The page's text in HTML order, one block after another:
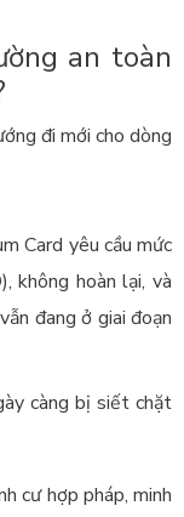
an toàn
đi mới cho dòng
Card yêu cầu mức
không hoàn lại, và
đang ở giai đoạn
càng bị siết chặt
cư hợp pháp, minh